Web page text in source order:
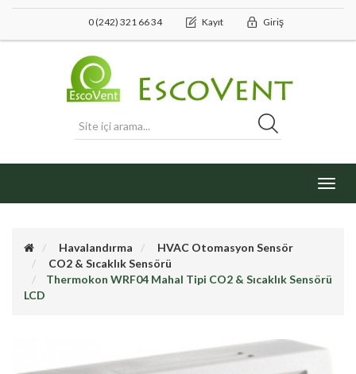
0 (242) 321 66 34 Kayıt Giriş
Havalandırma
HVAC Otomasyon Sensör
CO2 & Sıcaklık Sensörü
Thermokon WRF04 Mahal Tipi CO2 & Sıcaklık Sensörü
LCD